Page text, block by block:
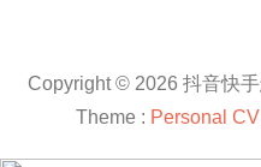
Copyright © 2026 抖音快
Theme : Personal